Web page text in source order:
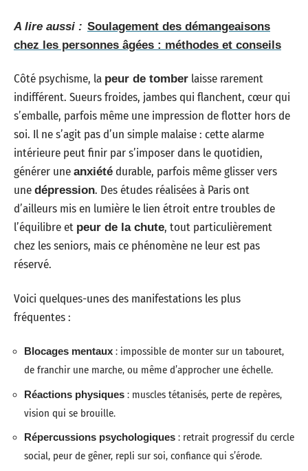
A lire aussi : Soulagement des démangeaisons
chez les personnes âgées : méthodes et conseils
Côté psychisme, la peur de tomber laisse rarement
indifférent. Sueurs froides, jambes qui flanchent, cœur qui
s’emballe, parfois même une impression de flotter hors de
soi. Il ne s’agit pas d’un simple malaise : cette alarme
intérieure peut finir par s’imposer dans le quotidien,
générer une anxiété durable, parfois même glisser vers
une dépression. Des études réalisées à Paris ont
d’ailleurs mis en lumière le lien étroit entre troubles de
l’équilibre et peur de la chute, tout particulièrement
chez les seniors, mais ce phénomène ne leur est pas
réservé.
Voici quelques-unes des manifestations les plus
fréquentes :
Blocages mentaux : impossible de monter sur un tabouret,
de franchir une marche, ou même d’approcher une échelle.
Réactions physiques : muscles tétanisés, perte de repères,
vision qui se brouille.
Répercussions psychologiques : retrait progressif du cercle
social, peur de gêner, repli sur soi, confiance qui s’érode.